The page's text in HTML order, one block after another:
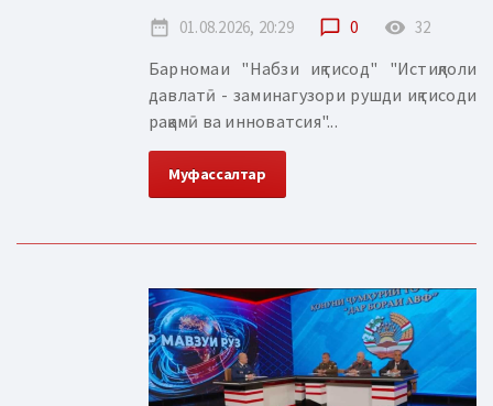
date_range 01.08.2026, 20:29 chat_bubble_outline 0 remove_red_eye 32
Барномаи "Набзи иқтисод" "Истиқлоли
давлатӣ - заминагузори рушди иқтисоди
рақамӣ ва инноватсия"...
Муфассалтар